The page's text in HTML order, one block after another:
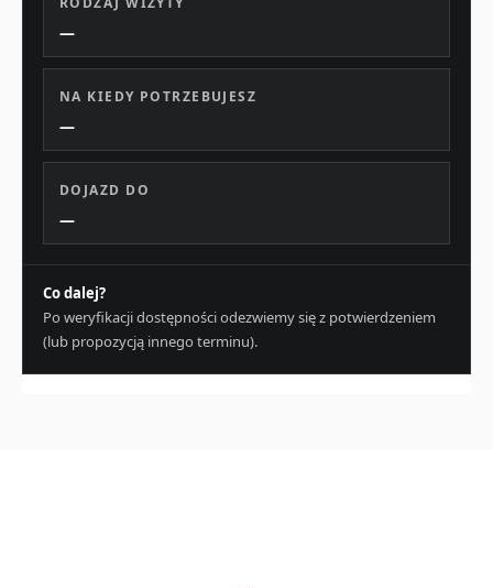
—
NA KIEDY POTRZEBUJESZ
—
DOJAZD DO
—
Co dalej?
Po weryfikacji dostępności odezwiemy się z potwierdzeniem
(lub propozycją innego terminu).